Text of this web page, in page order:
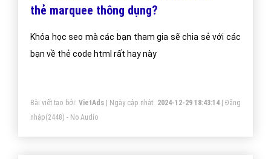
thẻ marquee thông dụng?
Khóa học seo mà các bạn tham gia sẽ chia sẻ với các
bạn về thẻ code html rất hay này
Bài viết tạo bởi: VietAds| Ngày cập nhật: 2024-12-29 18:43:14|Đăng
nhập(2448) - No Audio